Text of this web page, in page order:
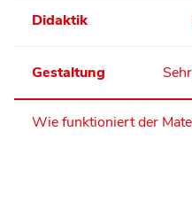
Didaktik
Gestaltung
Wie funktioniert der